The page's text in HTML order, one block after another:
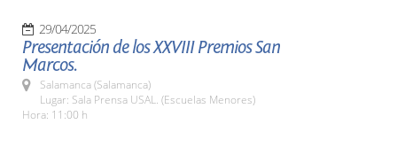
29/04/2025
Presentación de los XXVIII Premios San
Marcos.
Salamanca (Salamanca)
Lugar: Sala Prensa USAL. (Escuelas Menores)
Hora: 11:00 h